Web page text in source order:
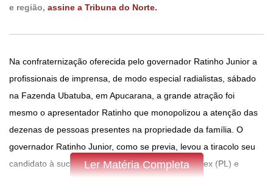
e região, assine a Tribuna do Norte.
Na confraternização oferecida pelo governador Ratinho Junior a
profissionais de imprensa, de modo especial radialistas, sábado
na Fazenda Ubatuba, em Apucarana, a grande atração foi
mesmo o apresentador Ratinho que monopolizou a atenção das
dezenas de pessoas presentes na propriedade da família. O
governador Ratinho Junior, como se previa, levou a tiracolo seu
candidato à sucessão, deputado federal Sandro Alex (PL) e
Ler Matéria Completa